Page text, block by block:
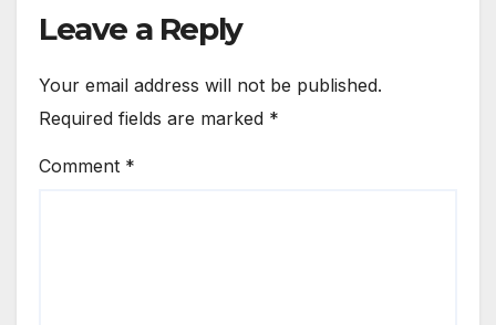
Leave a Reply
Your email address will not be published.
Required fields are marked *
Comment *